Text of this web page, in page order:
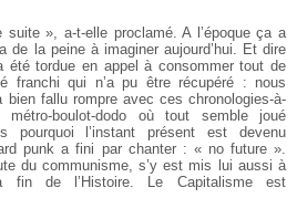
», a-t-elle proclamé. A l’époque ça a
de la peine à imaginer aujourd’hui. Et dire
été tordue en appel à consommer tout de
qui n’a pu être récupéré : nous
bien fallu rompre avec ces chronologies-à-
boulot-dodo où tout semble joué
pourquoi l’instant présent est devenu
punk a fini par chanter : « no future ».
du communisme, s’y est mis lui aussi à
de l’Histoire. Le Capitalisme est